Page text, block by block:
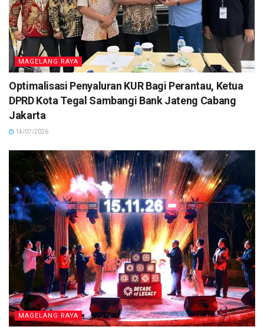
MAGELANG RAYA
Optimalisasi Penyaluran KUR Bagi Perantau, Ketua
DPRD Kota Tegal Sambangi Bank Jateng Cabang
Jakarta
14/07/2026
MAGELANG RAYA